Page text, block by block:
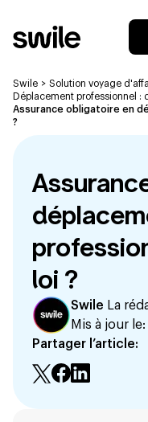
Swile > Solution voyage
Déplacement professionnel :
Assurance obligatoire en
?
loi ?
Swile La
Mis à jour le:
Partager l’article: